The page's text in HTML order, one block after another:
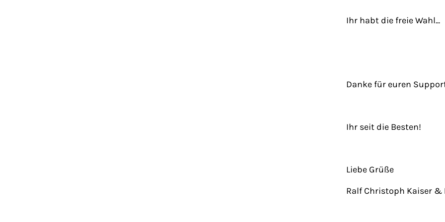
Ihr habt die freie Wahl...
Danke für euren
Ihr seit die Besten!
Liebe Grüße
Ralf Christoph Kaiser &